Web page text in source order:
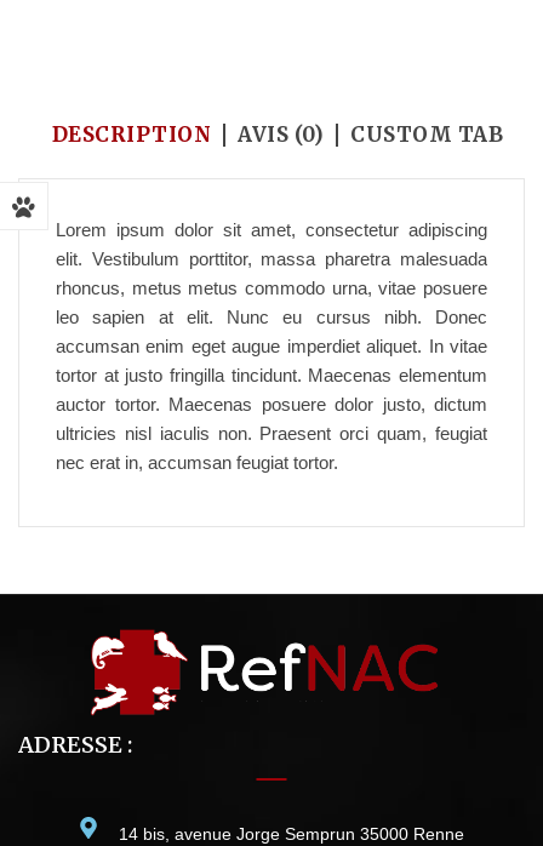
DESCRIPTION AVIS (0) CUSTOM TAB
Lorem ipsum dolor sit amet, consectetur adipiscing
elit. Vestibulum porttitor, massa pharetra malesuada
rhoncus, metus metus commodo urna, vitae posuere
leo sapien at elit. Nunc eu cursus nibh. Donec
accumsan enim eget augue imperdiet aliquet. In vitae
tortor at justo fringilla tincidunt. Maecenas elementum
auctor tortor. Maecenas posuere dolor justo, dictum
ultricies nisl iaculis non. Praesent orci quam, feugiat
nec erat in, accumsan feugiat tortor.
ADRESSE :
14 bis, avenue Jorge Semprun 35000 Renne